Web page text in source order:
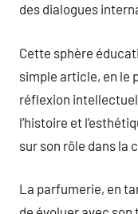
des dialogues
Cette sphère
simple article, en le
réflexion
l’histoire et
sur son rôle dans la
La parfumerie, en